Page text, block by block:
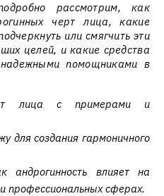
рассмотрим, как
черт лица, какие
или смягчить эти
целей, и какие средства
помощниками в
лица с примерами и
для создания гармоничного
влияет на
профессиональных сферах.